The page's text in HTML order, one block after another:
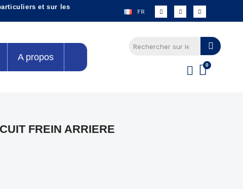
et sur les
FR
A propos
FREIN ARRIERE